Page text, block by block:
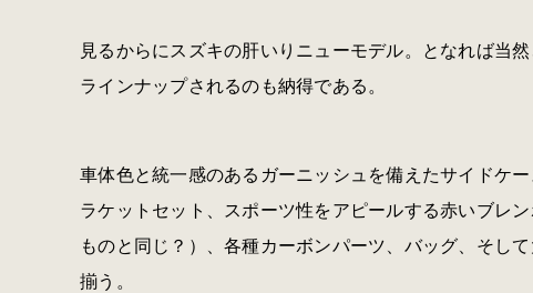
見るからにスズキの肝いりニューモデル。となれば当
ラインナップされるのも納得である。
車体色と統一感のあるガーニッシュを備えたサイドケ
ラケットセット、スポーツ性をアピールする赤いブレ
ものと同じ？）、各種カーボンパーツ、バッグ、そし
揃う。